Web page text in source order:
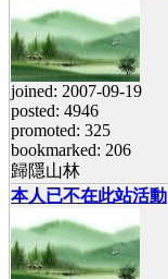
joined: 2007-09-19
posted: 4946
promoted: 325
bookmarked: 206
歸隱山林
本人已不在此站活動